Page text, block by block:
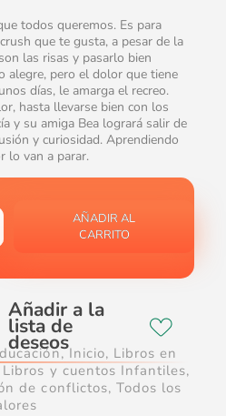
todos queremos. Es para
que te gusta, a pesar de la
las risas y pasarlo bien
alegre, pero el dolor que tiene
días, le amarga el recreo.
hasta llevarse bien con los
y su amiga Bea logrará salir de
y curiosidad. Aprendiendo
lo van a parar.
AÑADIR AL
CARRITO
,Inicio, Libros en
Libros y cuentos Infantiles,
de conflictos, Todos los